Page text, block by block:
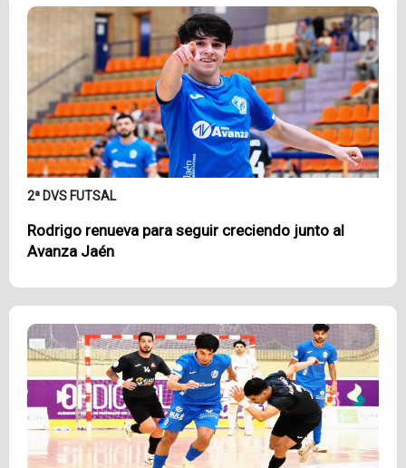
2ª DVS FUTSAL
Rodrigo renueva para seguir creciendo junto al
Avanza Jaén